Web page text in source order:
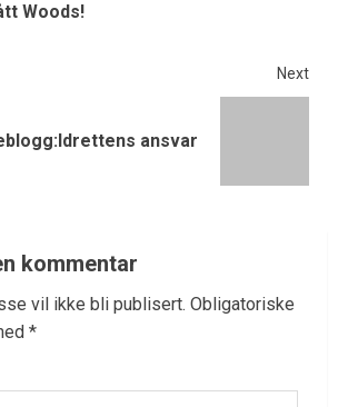
Woods!
Next
ansvar
kommentar
vil ikke bli publisert. Obligatoriske
*